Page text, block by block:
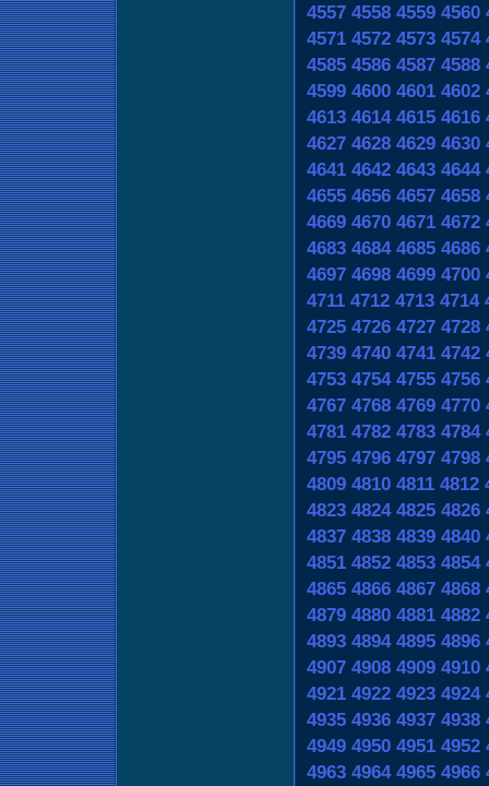
4557 4558 4559 4560
4571 4572 4573 4574
4585 4586 4587 4588
4599 4600 4601 4602
4613 4614 4615 4616
4627 4628 4629 4630
4641 4642 4643 4644
4655 4656 4657 4658
4669 4670 4671 4672
4683 4684 4685 4686
4697 4698 4699 4700
4711 4712 4713 4714
4725 4726 4727 4728
4739 4740 4741 4742
4753 4754 4755 4756
4767 4768 4769 4770
4781 4782 4783 4784
4795 4796 4797 4798
4809 4810 4811 4812
4823 4824 4825 4826
4837 4838 4839 4840
4851 4852 4853 4854
4865 4866 4867 4868
4879 4880 4881 4882
4893 4894 4895 4896
4907 4908 4909 4910
4921 4922 4923 4924
4935 4936 4937 4938
4949 4950 4951 4952
4963 4964 4965 4966